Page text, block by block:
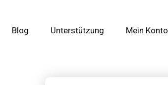
Blog Unterstützung
Mein Konto